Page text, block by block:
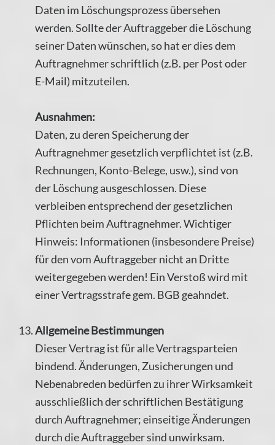
Daten im Löschungsprozess übersehen
werden. Sollte der Auftraggeber die Löschung
seiner Daten wünschen, so hat er dies dem
Auftragnehmer schriftlich (z.B. per Post oder
E-Mail) mitzuteilen.
Ausnahmen:
Daten, zu deren Speicherung der
Auftragnehmer gesetzlich verpflichtet ist (z.B.
Rechnungen, Konto-Belege, usw.), sind von
der Löschung ausgeschlossen. Diese
verbleiben entsprechend der gesetzlichen
Pflichten beim Auftragnehmer. Wichtiger
Hinweis: Informationen (insbesondere Preise)
für den vom Auftraggeber nicht an Dritte
weitergegeben werden! Ein Verstoß wird mit
einer Vertragsstrafe gem. BGB geahndet.
Allgemeine Bestimmungen
Dieser Vertrag ist für alle Vertragsparteien
bindend. Änderungen, Zusicherungen und
Nebenabreden bedürfen zu ihrer Wirksamkeit
ausschließlich der schriftlichen Bestätigung
durch Auftragnehmer; einseitige Änderungen
durch die Auftraggeber sind unwirksam.